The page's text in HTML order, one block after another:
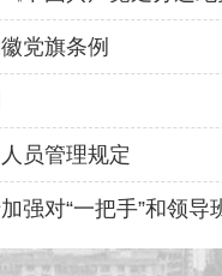
党旗条例
员管理规定